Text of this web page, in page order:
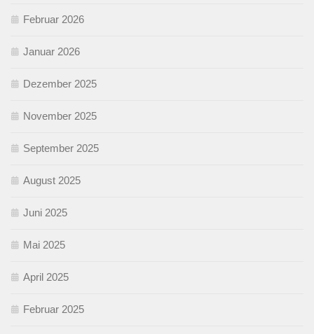
Februar 2026
Januar 2026
Dezember 2025
November 2025
September 2025
August 2025
Juni 2025
Mai 2025
April 2025
Februar 2025